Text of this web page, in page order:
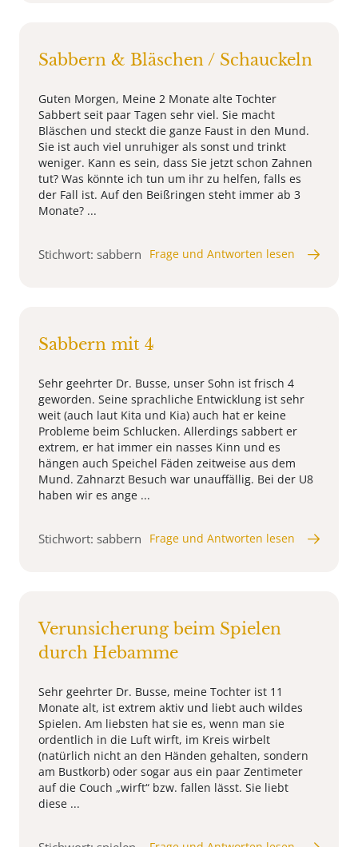
Sabbern & Bläschen / Schauckeln
Guten Morgen, Meine 2 Monate alte Tochter
Sabbert seit paar Tagen sehr viel. Sie macht
Bläschen und steckt die ganze Faust in den Mund.
Sie ist auch viel unruhiger als sonst und trinkt
weniger. Kann es sein, dass Sie jetzt schon Zahnen
tut? Was könnte ich tun um ihr zu helfen, falls es
der Fall ist. Auf den Beißringen steht immer ab 3
Monate? ...
Stichwort: sabbern Frage und Antworten lesen
Sabbern mit 4
Sehr geehrter Dr. Busse, unser Sohn ist frisch 4
geworden. Seine sprachliche Entwicklung ist sehr
weit (auch laut Kita und Kia) auch hat er keine
Probleme beim Schlucken. Allerdings sabbert er
extrem, er hat immer ein nasses Kinn und es
hängen auch Speichel Fäden zeitweise aus dem
Mund. Zahnarzt Besuch war unauffällig. Bei der U8
haben wir es ange ...
Stichwort: sabbern Frage und Antworten lesen
Verunsicherung beim Spielen
durch Hebamme
Sehr geehrter Dr. Busse, meine Tochter ist 11
Monate alt, ist extrem aktiv und liebt auch wildes
Spielen. Am liebsten hat sie es, wenn man sie
ordentlich in die Luft wirft, im Kreis wirbelt
(natürlich nicht an den Händen gehalten, sondern
am Bustkorb) oder sogar aus ein paar Zentimeter
auf die Couch „wirft“ bzw. fallen lässt. Sie liebt
diese ...